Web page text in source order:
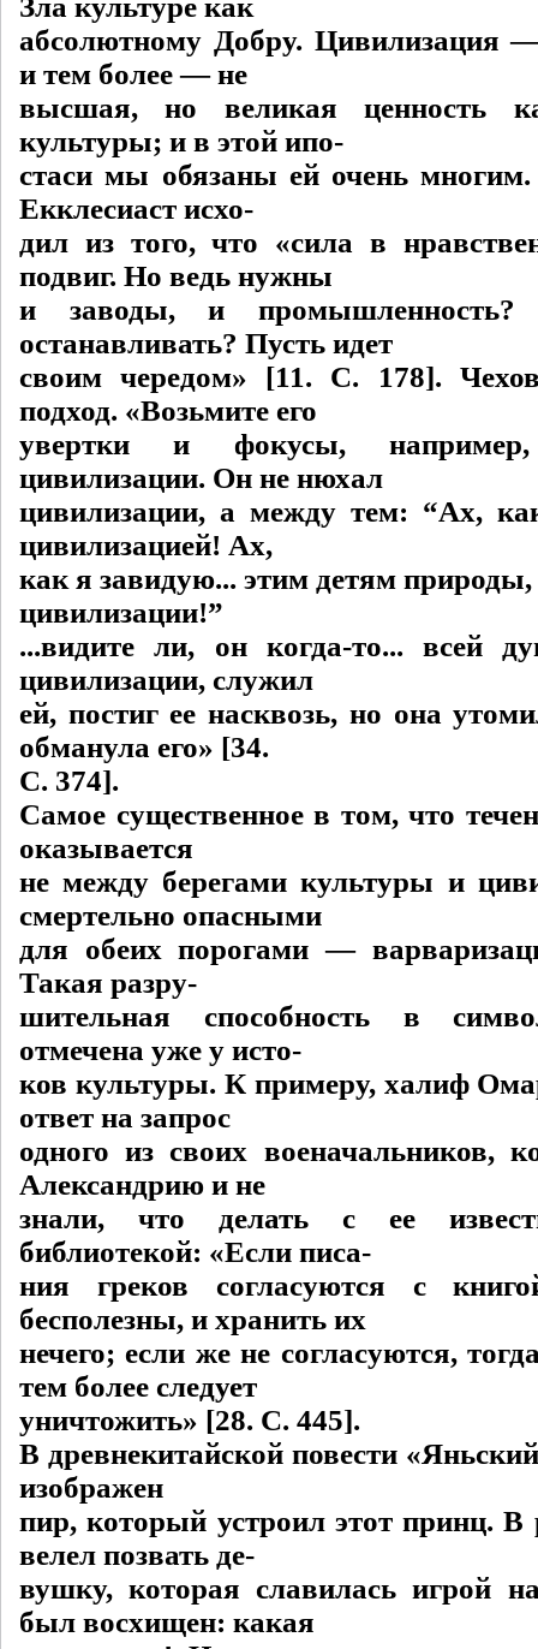
Зла культуре как
абсолютному Добру. Цивилизация
и тем более — не
высшая, но великая ценность
культуры; и в этой ипо-
стаси мы обязаны ей очень
Екклесиаст исхо-
дил из того, что «сила в
подвиг. Но ведь нужны
и заводы, и
останавливать? Пусть идет
своим чередом» [11. C. 178].
подход. «Возьмите его
увертки и фокусы,
цивилизации. Он не нюхал
цивилизации, а между тем: “Ах,
цивилизацией! Ах,
как я завидую... этим детям
цивилизации!”
...видите ли, он когда-то... всей
цивилизации, служил
ей, постиг ее насквозь, но она
обманула его» [34.
C. 374].
Самое существенное в том, что
оказывается
не между берегами культуры и
смертельно опасными
для обеих порогами —
Такая разру-
шительная способность в
отмечена уже у исто-
ков культуры. К примеру, халиф
ответ на запрос
одного из своих военачальников,
Александрию и не
знали, что делать с ее
библиотекой: «Если писа-
ния греков согласуются с
бесполезны, и хранить их
нечего; если же не согласуются,
тем более следует
уничтожить» [28. C. 445].
В древнекитайской повести
изображен
пир, который устроил этот принц. В
велел позвать де-
вушку, которая славилась игрой
был восхищен: какая